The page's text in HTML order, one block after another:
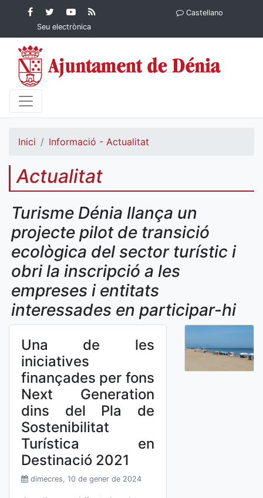
Contingut principalFacebook
Ajuntament de Dénia
Twitter
Ajuntament de
Dénia
YouTube
Ajuntament
de Dénia
Ajuntament
Seu electrònica
Castellano
Inici Informació - Actualitat
Actualitat
Turisme Dénia llança un
projecte pilot de transició
ecològica del sector turístic i
obri la inscripció a les
empreses i entitats
interessades en participar-hi
Una de les
iniciatives
finançades per fons
Next Generation
dins del Pla de
Sostenibilitat
Turística en
Destinació 2021
dimecres, 10 de gener de 2024